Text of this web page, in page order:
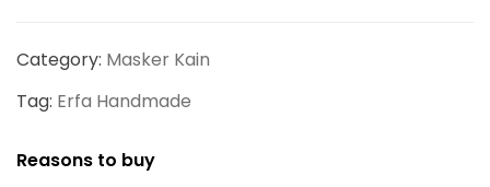
Category: Masker Kain
Tag: Erfa Handmade
Reasons to buy